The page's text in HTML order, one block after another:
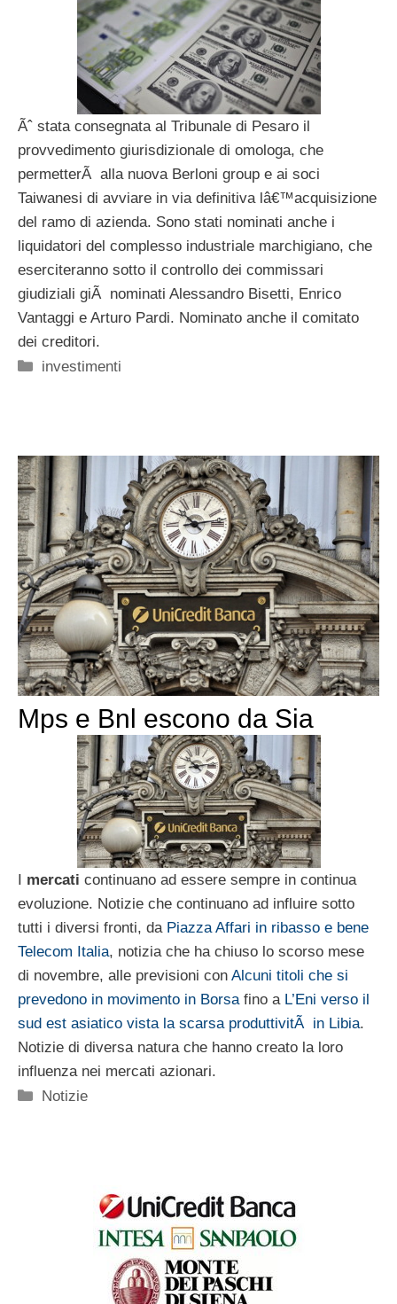
Ãˆ stata consegnata al Tribunale di Pesaro il
provvedimento giurisdizionale di omologa, che
permetterÃ alla nuova Berloni group e ai soci
Taiwanesi di avviare in via definitiva lâ€™acquisizione
del ramo di azienda. Sono stati nominati anche i
liquidatori del complesso industriale marchigiano, che
eserciteranno sotto il controllo dei commissari
giudiziali giÃ nominati Alessandro Bisetti, Enrico
Vantaggi e Arturo Pardi. Nominato anche il comitato
dei creditori.
Categorie
investimenti
Mps e Bnl escono da Sia
mercati continuano ad essere sempre in continua
evoluzione. Notizie che continuano ad influire sotto
tutti i diversi fronti, da Piazza Affari in ribasso e bene
Telecom Italia, notizia che ha chiuso lo scorso mese
di novembre, alle previsioni con Alcuni titoli che si
prevedono in movimento in Borsafino a L’Eni verso il
sud est asiatico vista la scarsa produttivitÃ in Libia.
Notizie di diversa natura che hanno creato la loro
influenza nei mercati azionari.
Categorie
Notizie